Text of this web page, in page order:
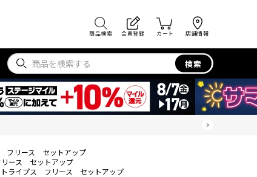
商品検索 会員登録 カート 店舗情報
検索
フリース セットアップ
ース セットアップ
トライプス フリース セットアップ